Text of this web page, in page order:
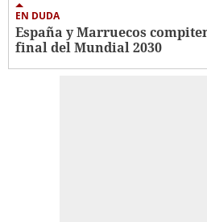
EN DUDA
España y Marruecos
final del Mundial 2030